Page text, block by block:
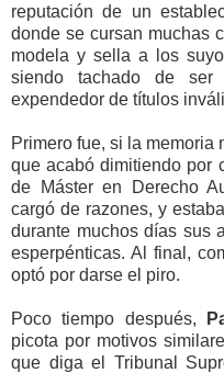
reputación de un
donde se cursan muchas
modela y sella a los
siendo tachado de
expendedor de títulos
Primero fue, si la memoria
que acabó dimitiendo por
de Máster en Derecho
cargó de razones, y
durante muchos días sus
esperpénticas. Al final,
optó por darse el piro.
Poco tiempo después,
picota por motivos
que diga el Tribunal